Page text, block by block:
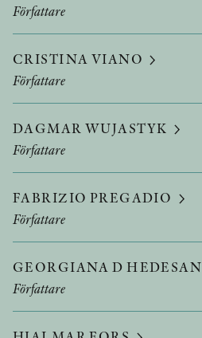
Författare
CRISTINA VIANO
Författare
DAGMAR WUJASTYK
Författare
FABRIZIO PREGADIO
Författare
GEORGIANA D HEDESAN
Författare